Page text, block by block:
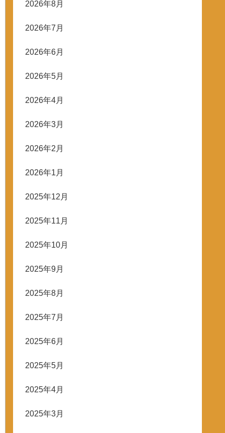
2026年8月
2026年7月
2026年6月
2026年5月
2026年4月
2026年3月
2026年2月
2026年1月
2025年12月
2025年11月
2025年10月
2025年9月
2025年8月
2025年7月
2025年6月
2025年5月
2025年4月
2025年3月